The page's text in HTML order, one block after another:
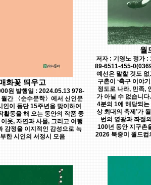
화꽃 띄우고
원 발행일 : 2024.05.13 978-
간 〈순수문학〉에서 신인문
인이 등단 15주년을 맞이하여
활동을 해 오는 동안의 작품 중
웃, 자연과 사물, 그리고 여행
감정을 이지적인 감성으로 녹
한 시인의 서정시 모음
월
저자 : 기영노 정가
89-6511-455-
예선은 말할 것도
구촌이 ‘축구 이야
정도로 나라, 민족,
가 아닐 수 없습니
4분의 1에 해당되는
상 최대의 축제’가
번의 영광과 좌절
100년 동안 지구촌
2026 북중미 월드컵